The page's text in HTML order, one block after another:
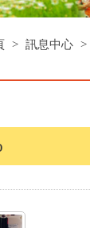
> 訊息中心 >